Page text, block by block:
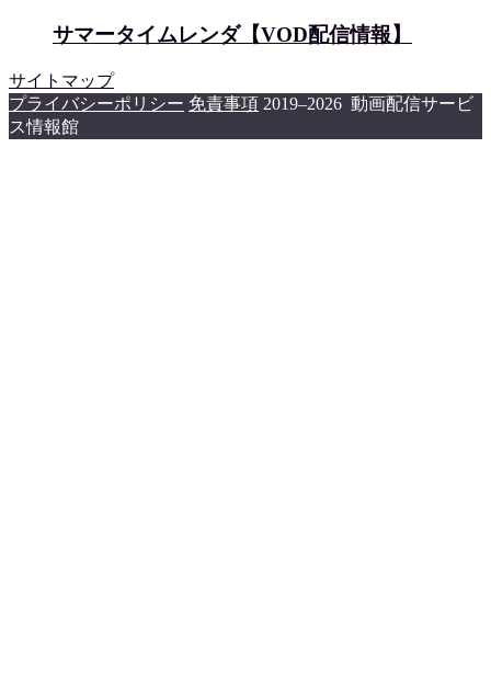
サマータイムレンダ【VOD配信情報】
サイトマップ
プライバシーポリシー 免責事項 2019–2026 動画配信サービ
ス情報館